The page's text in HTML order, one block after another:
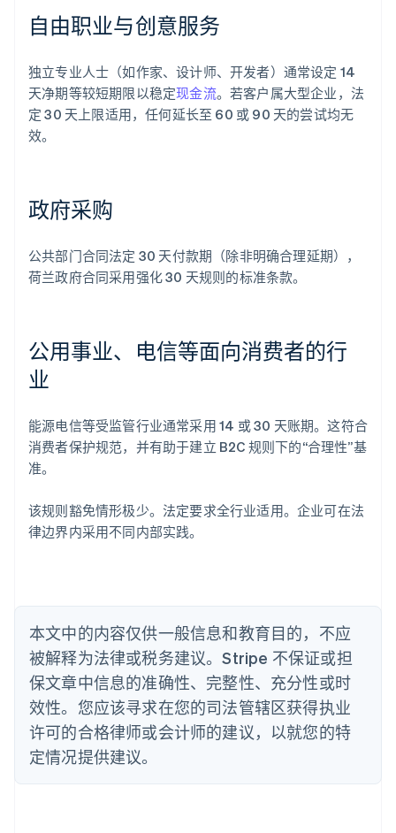
自由职业与创意服务
独立专业人士（如作家、设计师、开发者）通常设定 14
天净期等较短期限以稳定现金流。若客户属大型企业，法
定 30 天上限适用，任何延长至 60 或 90 天的尝试均无
效。
政府采购
公共部门合同法定 30 天付款期（除非明确合理延期），
荷兰政府合同采用强化 30 天规则的标准条款。
公用事业、电信等面向消费者的行
业
能源电信等受监管行业通常采用 14 或 30 天账期。这符合
消费者保护规范，并有助于建立 B2C 规则下的“合理性”基
准。
该规则豁免情形极少。法定要求全行业适用。企业可在法
律边界内采用不同内部实践。
本文中的内容仅供一般信息和教育目的，不应
被解释为法律或税务建议。Stripe 不保证或担
保文章中信息的准确性、完整性、充分性或时
效性。您应该寻求在您的司法管辖区获得执业
许可的合格律师或会计师的建议，以就您的特
定情况提供建议。
English
爱沙尼亚
澳大利亚
English
English
比利时
NederlandsFrançaisDeutschEnglish
波兰
English
丹麦
English
德国
DeutschEnglish
法国
FrançaisEnglish